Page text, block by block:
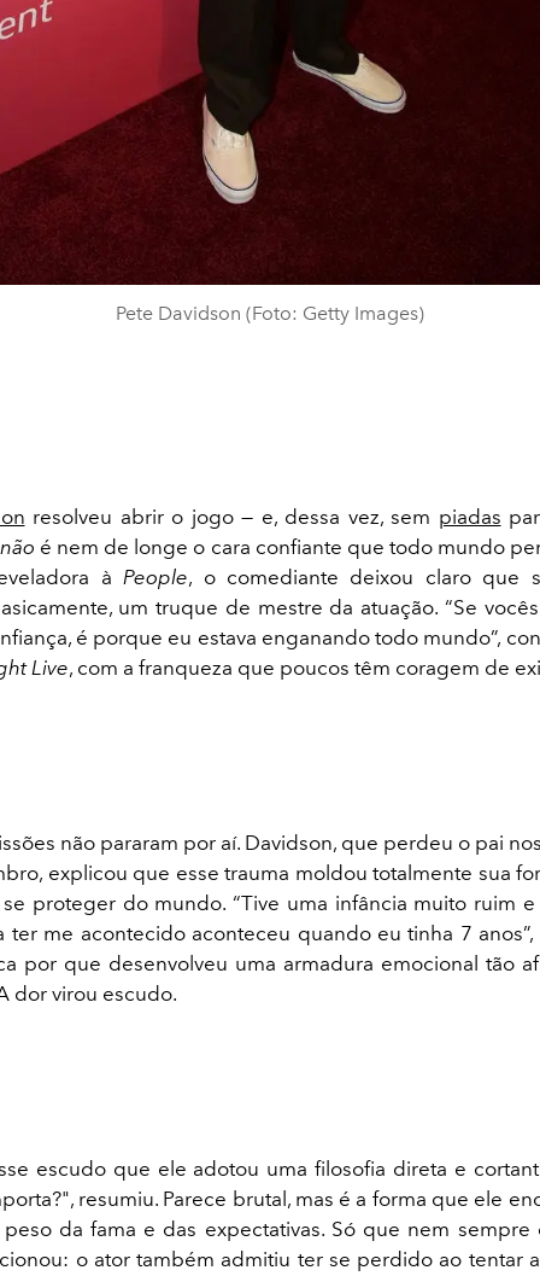
Pete Davidson (Foto: Getty Images)
resolveu abrir o jogo — e, dessa vez, sem piadas
não é nem de longe o cara confiante que todo mundo
àPeople, o comediante deixou claro que
um truque de mestre da atuação. “Se
é porque eu estava enganando todo mundo”,
Live, com a franqueza que poucos têm coragem de
não pararam por aí. Davidson, que perdeu o pai
explicou que esse trauma moldou totalmente sua
proteger do mundo. “Tive uma infância muito ruim
ter me acontecido aconteceu quando eu tinha 7 anos”,
por que desenvolveu uma armadura emocional tão
dor virou escudo.
escudo que ele adotou uma filosofia direta e
resumiu. Parece brutal, mas é a forma que ele
da fama e das expectativas. Só que nem sempre
o ator também admitiu ter se perdido ao tentar